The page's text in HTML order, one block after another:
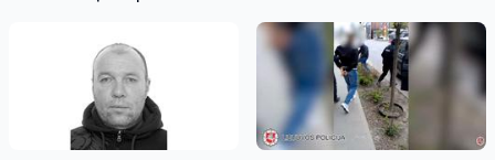
машине, наден мертвый
мужчина